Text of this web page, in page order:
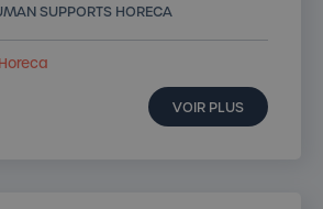
SUPPORTS HORECA
VOIR PLUS